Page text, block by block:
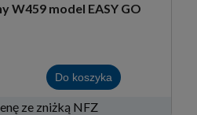
W459 model EASY GO
Do koszyka
ze zniżką NFZ